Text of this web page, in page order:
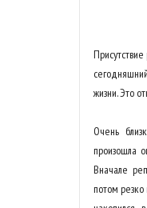
жизни. Это
Очень
произошла
Вначале
потом